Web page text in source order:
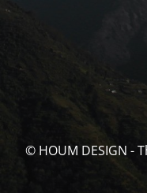
© HOUM DESIGN -